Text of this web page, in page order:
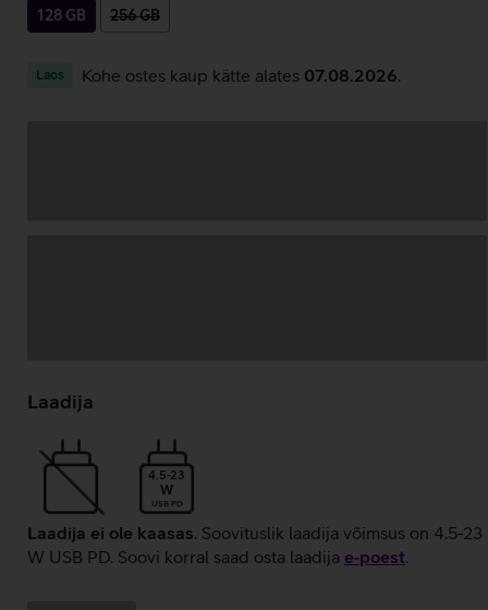
128 GB 256 GB
Laos Kohe ostes kaup kätte alates 07.08.2026
laadimine
Laadija
4.5-23
W
USB PD
Laadija ei ole kaasas. Soovituslik laadija võimsus on 4.5-23
W USB PD. Soovi korral saad osta laadija e‑poest.